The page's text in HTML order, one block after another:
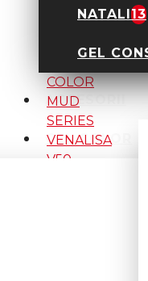
NATALI13
GEL
ACCESORII
GEL COLOR
GEL COLOR MUD
SERIES VENALISA